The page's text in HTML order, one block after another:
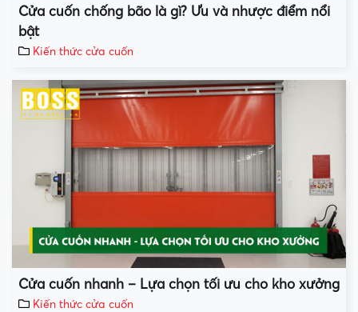
Cửa cuốn chống bão là gì? Ưu và nhược điểm nổi
bật
Kiến thức cửa cuốn
Cửa cuốn nhanh – Lựa chọn tối ưu cho kho xưởng
Kiến thức cửa cuốn